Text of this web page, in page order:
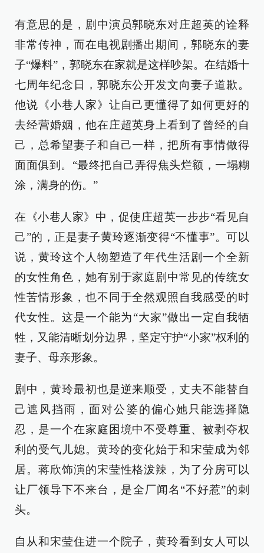
有意思的是，剧中演员郭晓东对庄超英的诠释
非常传神，而在电视剧播出期间，郭晓东的妻
子“爆料”，郭晓东在家就是这样吵架。在结婚十
七周年纪念日，郭晓东公开发文向妻子道歉。
他说《小巷人家》让自己更懂得了如何更好的
去经营婚姻，他在庄超英身上看到了曾经的自
己，总希望妻子和自己一样，把所有事情做得
面面俱到。“最终把自己弄得焦头烂额，一塌糊
涂，满身的伤。”
在《小巷人家》中，促使庄超英一步步“看见自
己”的，正是妻子黄玲逐渐变得“不懂事”。可以
说，黄玲这个人物塑造了年代生活剧一个全新
的女性角色，她有别于家庭剧中常见的传统女
性苦情形象，也不同于全然观照自我感受的时
代女性。这是一个能为“大家”做出一定自我牺
牲，又能清晰划分边界，坚定守护“小家”权利的
妻子、母亲形象。
剧中，黄玲最初也是逆来顺受，丈夫不能替自
己遮风挡雨，面对公婆的偏心她只能选择隐
忍，是一个在家庭困境中不受尊重、被剥夺权
利的受气儿媳。黄玲的变化始于和宋莹成为邻
居。蒋欣饰演的宋莹性格泼辣，为了分房可以
让厂领导下不来台，是全厂闻名“不好惹”的刺
头。
自从和宋莹住进一个院子，黄玲看到女人可以